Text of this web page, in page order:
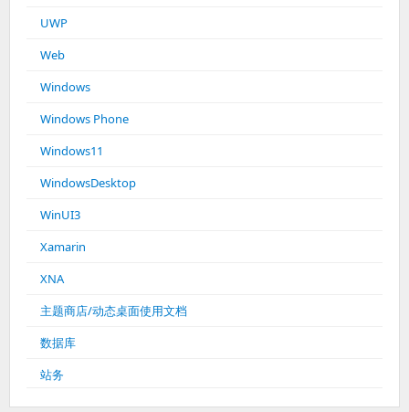
UWP
Web
Windows
Windows Phone
Windows11
WindowsDesktop
WinUI3
Xamarin
XNA
主题商店/动态桌面使用文档
数据库
站务